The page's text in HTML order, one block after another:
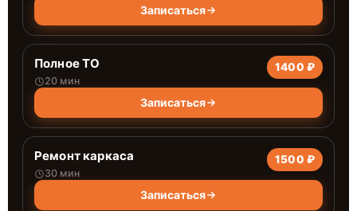
Записаться
Полное ТО
20 мин
1400 ₽
Записаться
Ремонт каркаса
30 мин
1500 ₽
Записаться